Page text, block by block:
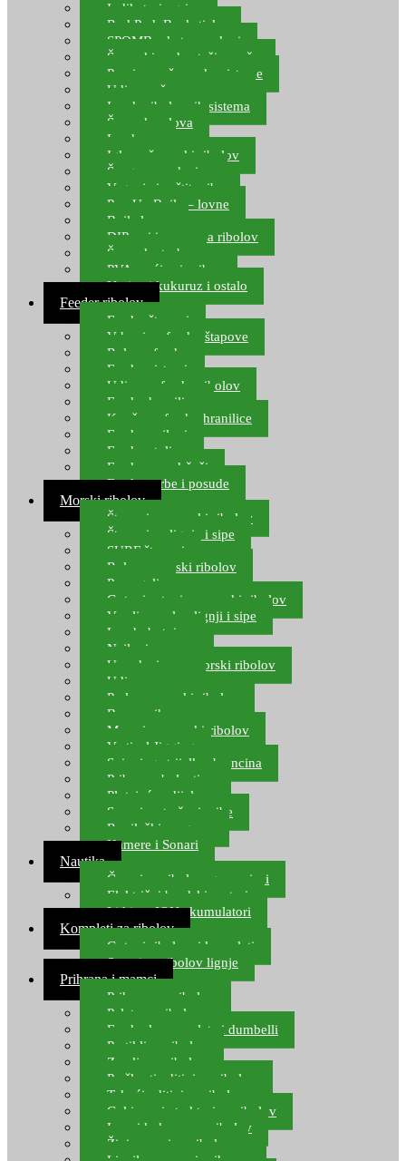
Indikatori ugriza
Rod Pod, Banksticks
SPOMB rakete, markeri
Šaranski podmetači, mreže
Pernice za šaranske sisteme
Udice za šarana, amura
Izrada ribolovnih sistema
Šaranska olova
Leadcore
Igle za šaranski ribolov
Špage, upredenice
Vaganje i zaštita ribe
Pop Up Boile – lovne
Boile lovne
DIP-ovi i arome za ribolov
Šaranske torbe
PVA vrećice i pribor
Umjetni kukuruz i ostalo
Feeder ribolov
Feeder štapovi
Vrhovi za feeder štapove
Role za feeder
Feeder sistemi
Udice za feeder ribolov
Feeder hranilice
Kopče za feeder hranilice
Feeder najloni
Feeder stolice
Feeder arm držači
Feeder torbe i posude
Morski ribolov
Štapovi za morski ribolov
Štapovi za lignje i sipe
SURF štapovi
Role za morski ribolov
Parangali
Gotovi setovi za morski ribolov
Varalice za lov lignji i sipe
Lov hobotnice
Najloni za more
Upredenice za morski ribolov
Udice za more
Perle za morski ribolov
Brum prihrana za more
Mamci za morski ribolov
Vertical Jigging
Spinning strijelke, brancina
Pribor za bolentino
Plutajuća odijela
Sonari za traženje ribe
Ronilački program
Kamere i Sonari
Nautika
Čamci za ribolov, gumenjaci
Električni brodski motori
Lithium ION akumulatori
Kompleti za ribolov
Gotovi ribolovni kompleti
Setovi za ribolov lignje
Prihrana i mamci
Prihrana za ribolov
Pelete za ribolov
Feeder lovne pelete i dumbelli
Partikli za ribolov
Zemlja za ribolov
Praškasti aditivi za ribolov
Tekući aditivi za ribolov
Gel i sprej atraktori za ribolov
Lovni kukuruz za ribolov
Živi mamci za ribolov